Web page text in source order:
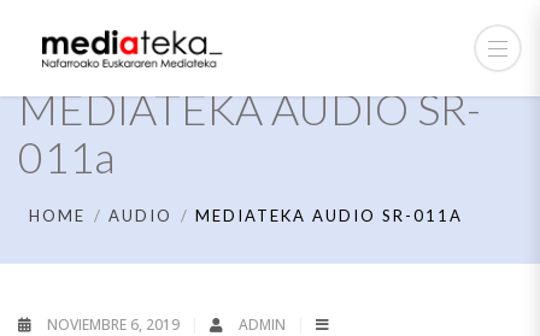
MEDIATEKA AUDIO SR-
011a
HOME AUDIO MEDIATEKA AUDIO SR-011A
NOVIEMBRE 6, 2019 ADMIN